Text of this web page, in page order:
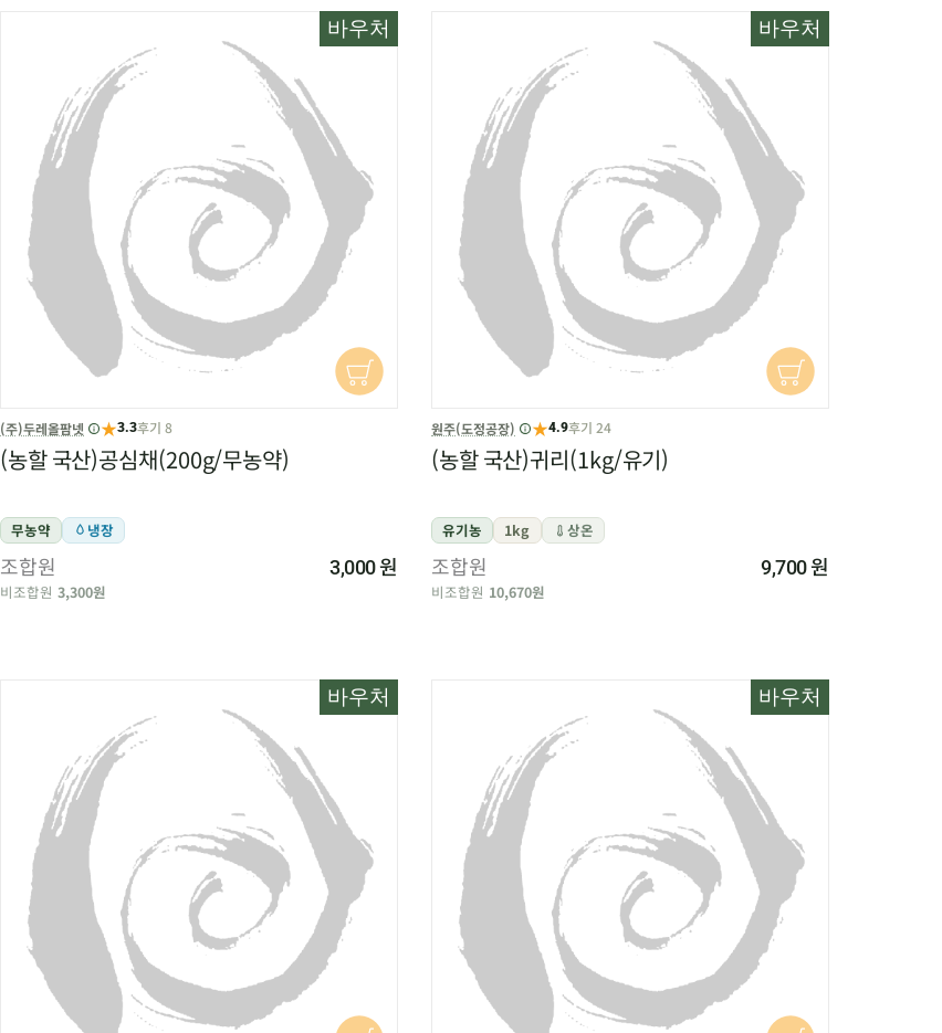
바우처
(주)두레올팜넷 ★3.3후기 8
(농할 국산)공심채(200g/무농약)
무농약 냉장
조합원 3,000원
비조합원 3,300원
바우처
원주(도정공장) ★4.9후기 24
(농할 국산)귀리(1kg/유기)
유기농 1kg 상온
조합원 9,700원
비조합원 10,670원
바우처 바우처